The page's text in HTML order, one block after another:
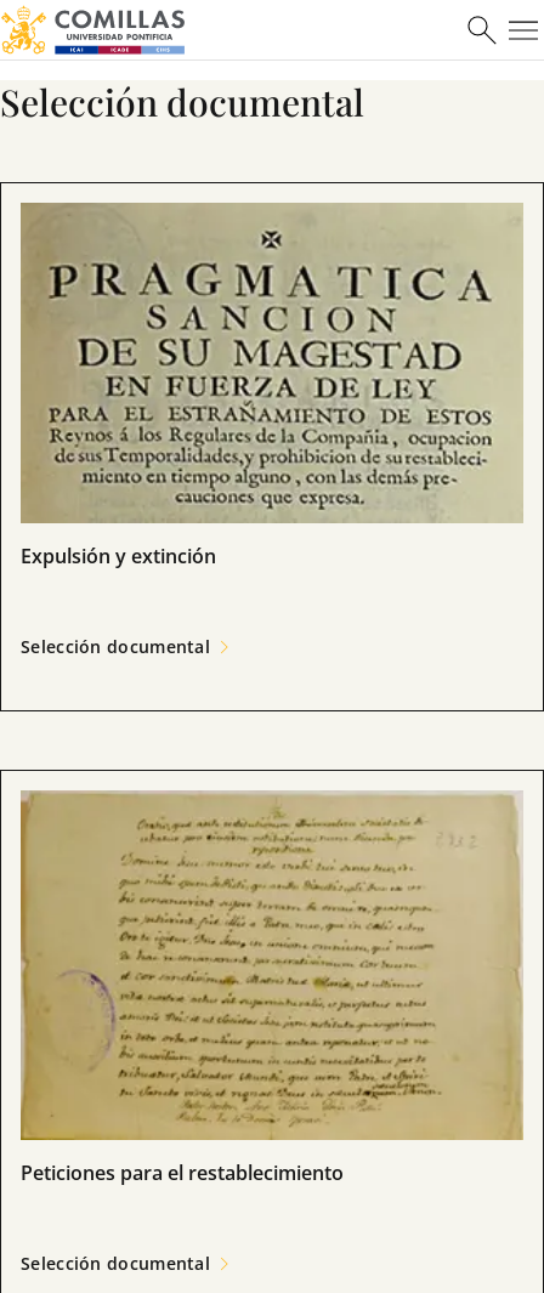
Selección documental
Expulsión y extinción
Selección documental
Peticiones para el restablecimiento
Selección documental